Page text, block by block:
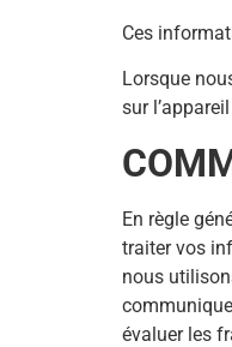
Ces
Lorsque
sur
En règle
traiter vos
nous
évaluer les